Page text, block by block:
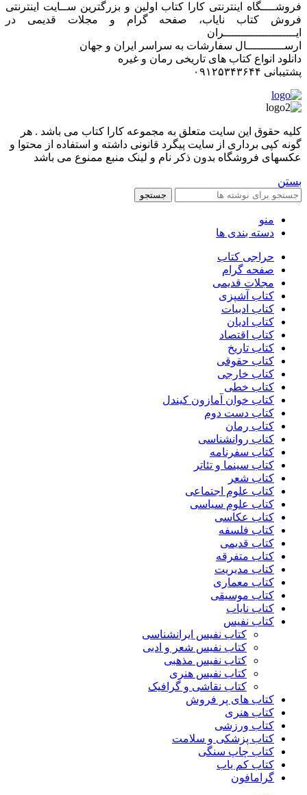
فروشــــگاه اینترنتی کارا کتاب اولین و بزرگترین ســایت اینترنتی
فروش کتاب نایاب، صفحه گرام و مجلات قدیمی در
ایـــــــــــــــــــــران
ارســـــــــــال سفارشات به سراسر ایران و جهان
دانلود انواع کتاب های تاریخی رمان و غیره
پشتیبانی ۰۹۱۲۵۳۴۳۶۴۴
کليه حقوق اين سايت متعلق به مجموعه کارا کتاب می باشد . هر
گونه کپی برداری از سایت پیگرد قانونی داشته و استفاده از محتوا و
عکسهای فروشگاه بدون ذکر نام و لینک منبع ممنوع می باشد
بستن
جستجو
منو
دسته بندی ها
حراجی کتاب
صفحه گرام
مجلات قدیمی
کتاب آشپزی
کتاب ادبیات
کتاب ادیان
کتاب اقتصاد
کتاب تاریخ
کتاب حقوقی
کتاب خارجی
کتاب خطی
کتاب خوان آمازون کیندل
کتاب دست دوم
کتاب رمان
کتاب روانشناسی
کتاب سفرنامه
کتاب سینما و تئاتر
کتاب شعر
کتاب علوم اجتماعی
کتاب علوم سیاسی
کتاب عکاسی
کتاب فلسفه
کتاب قدیمی
کتاب متفرقه
کتاب مدیریت
کتاب معماری
کتاب موسیقی
کتاب نایاب
کتاب نفیس
کتاب نفیس ایرانشناسی
کتاب نفیس شعر و ادبی
کتاب نفیس مذهبی
کتاب نفیس هنری
کتاب نقاشی و گرافیک
کتاب های پر فروش
کتاب هنری
کتاب ورزشی
کتاب پزشکی و سلامت
کتاب چاپ سنگی
کتاب کم یاب
گرامافون